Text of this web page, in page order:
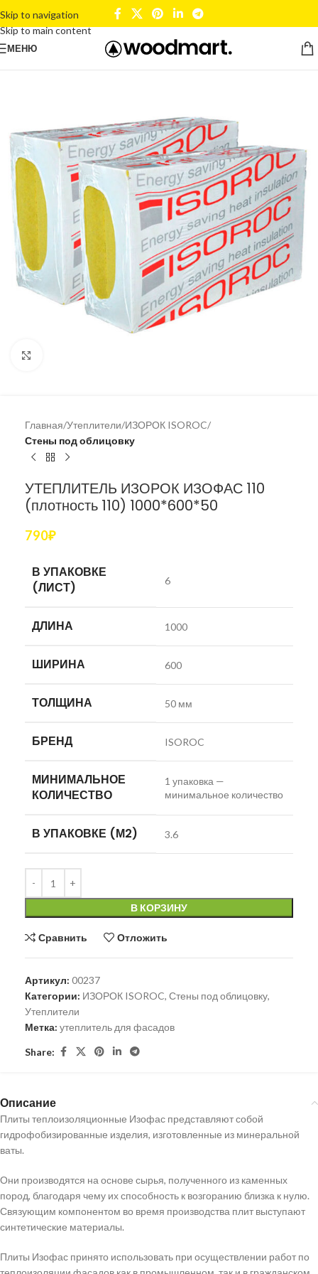
Skip to navigation
Skip to main content
МЕНЮ
Главная Утеплители ИЗОРОК ISOROC
Стены под облицовку
УТЕПЛИТЕЛЬ ИЗОРОК ИЗОФАС 110
(плотность 110) 1000*600*50
790₽
В УПАКОВКЕ
(ЛИСТ)
6
ДЛИНА 1000
ШИРИНА 600
ТОЛЩИНА 50 мм
БРЕНД ISOROC
МИНИМАЛЬНОЕ
КОЛИЧЕСТВО
1 упаковка —
минимальное количество
В УПАКОВКЕ (М2) 3.6
В КОРЗИНУ
Сравнить Отложить
Артикул: 00237
Категории: ИЗОРОК ISOROC, Стены под облицовку,
Утеплители
Метка: утеплитель для фасадов
Share:
Описание
Плиты теплоизоляционные Изофас представляют собой
гидрофобизированные изделия, изготовленные из минеральной
ваты.
Они производятся на основе сырья, полученного из каменных
пород, благодаря чему их способность к возгоранию близка к нулю.
Связующим компонентом во время производства плит выступают
синтетические материалы.
Плиты Изофас принято использовать при осуществлении работ по